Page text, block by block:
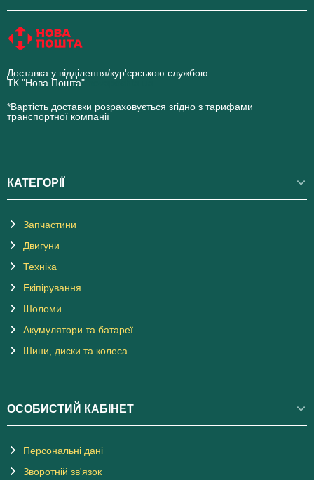
Доставка у відділення/кур'єрською службою
ТК "Нова Пошта"
*Вартість доставки розраховується згідно з тарифами
транспортної компанії
КАТЕГОРІЇ
Запчастини
Двигуни
Техніка
Екіпірування
Шоломи
Акумулятори та батареї
Шини, диски та колеса
ОСОБИСТИЙ КАБІНЕТ
Персональні дані
Зворотній зв'язок